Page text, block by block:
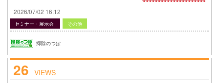
2026/07/02 16:12
セミナー・展示会 その他
掃除のつぼ
26 VIEWS